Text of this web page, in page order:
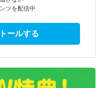
ツを配信中
ールする